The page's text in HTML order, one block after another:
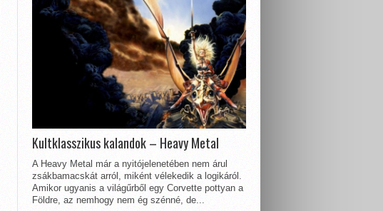
Kultklasszikus kalandok – Heavy Metal
A Heavy Metal már a nyitójelenetében nem árul
zsákbamacskát arról, miként vélekedik a logikáról.
Amikor ugyanis a világűrből egy Corvette pottyan a
Földre, az nemhogy nem ég szénné, de...